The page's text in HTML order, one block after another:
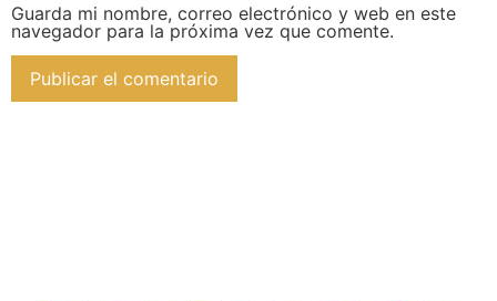
Guarda mi nombre, correo electrónico y web en este
navegador para la próxima vez que comente.